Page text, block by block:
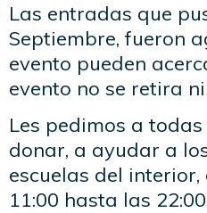
Las entradas que
Septiembre, fueron
evento pueden
evento no se retira
Les pedimos a
donar, a ayudar a
escuelas del
11:00 hasta las